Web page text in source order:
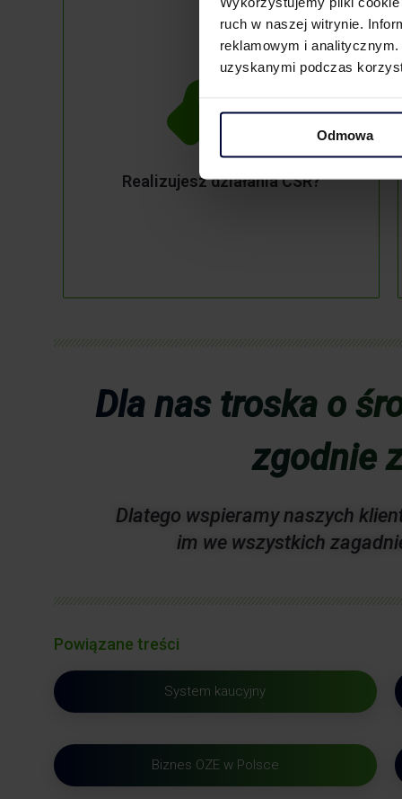
ruch w naszej witrynie.
reklamowym i
uzyskanymi podczas
Odmowa
Realizujesz działania CSR?
Dla nas troska o
zgodnie
Dlatego wspieramy naszych
im we wszystkich
Powiązane treści
System kaucyjny
Biznes OZE w Polsce